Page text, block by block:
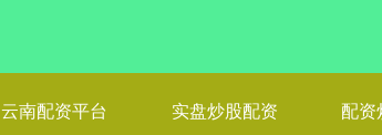
云南配资平台 实盘炒股配资 配资